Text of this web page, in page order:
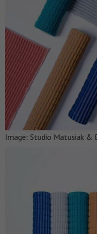
Image: Studio Matusiak &